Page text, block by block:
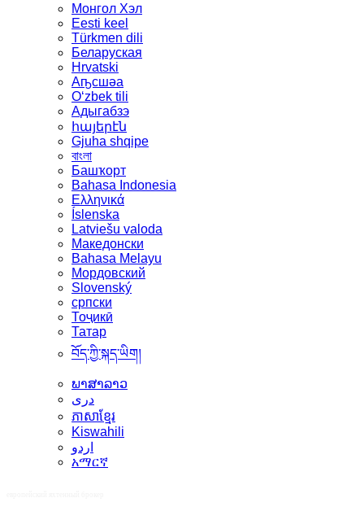
Монгол Хэл
Eesti keel
Türkmen dili
Беларуская
Hrvatski
Аҧсшәа
Oʻzbek tili
Адыгабзэ
հայերէն
Gjuha shqipe
বাংলা
Башҡорт
Bahasa Indonesia
Ελληνικά
Íslenska
Latviešu valoda
Македонски
Bahasa Melayu
Мордовский
Slovenský
српски
Тоҷикӣ
Татар
བོད་ཀྱི་སྐད་ཡིག།
ພາສາລາວ
دری
ភាសាខ្មែរ
Kiswahili
اردو
አማርኛ